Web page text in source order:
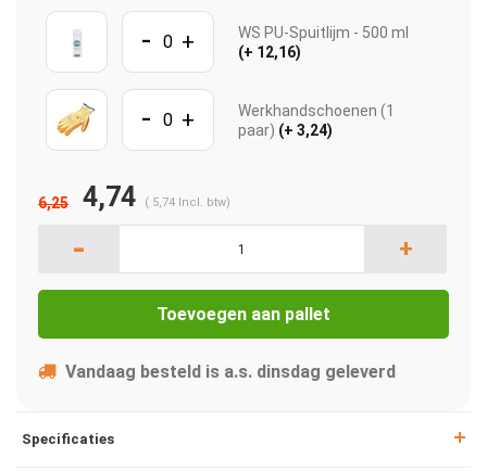
- +
WS PU-Spuitlijm - 500 ml
(+ 12,16)
- +
Werkhandschoenen (1
paar) (+ 3,24)
6,25 4,74 ( 5,74 Incl. btw)
- +
Toevoegen aan pallet
Vandaag besteld is a.s. dinsdag geleverd
Specificaties